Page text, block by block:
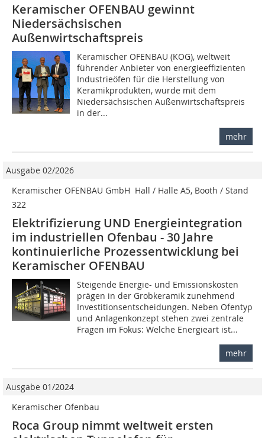
Keramischer OFENBAU gewinnt
Niedersächsischen
Außenwirtschaftspreis
Keramischer OFENBAU (KOG), weltweit
führender Anbieter von energieeffizienten
Industrieöfen für die Herstellung von
Keramikprodukten, wurde mit dem
Niedersächsischen Außenwirtschaftspreis
in der...
mehr
Ausgabe 02/2026
Keramischer OFENBAU GmbH  Hall / Halle A5, Booth / Stand
322
Elektrifizierung UND Energieintegration
im industriellen Ofenbau - 30 Jahre
kontinuierliche Prozessentwicklung bei
Keramischer OFENBAU
Steigende Energie- und Emissionskosten
prägen in der Grobkeramik zunehmend
Investitionsentscheidungen. Neben Ofentyp
und Anlagenkonzept stehen zwei zentrale
Fragen im Fokus: Welche Energieart ist...
mehr
Ausgabe 01/2024
Keramischer Ofenbau
Roca Group nimmt weltweit ersten